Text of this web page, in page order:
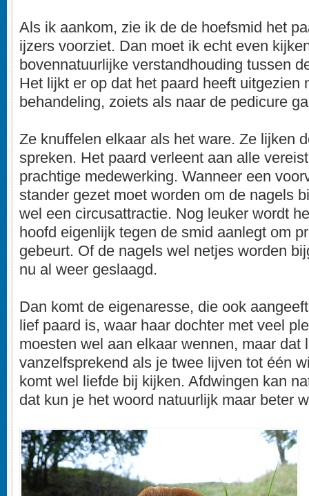
Als ik aankom, zie ik de de hoefsmid het
ijzers voorziet. Dan moet ik echt even
bovennatuurlijke verstandhouding tussen
Het lijkt er op dat het paard heeft uitgezien
behandeling, zoiets als naar de pedicure
Ze knuffelen elkaar als het ware. Ze lijken
spreken. Het paard verleent aan alle
prachtige medewerking. Wanneer een
stander gezet moet worden om de nagels
wel een circusattractie. Nog leuker wordt
hoofd eigenlijk tegen de smid aanlegt om
gebeurt. Of de nagels wel netjes worden
nu al weer geslaagd.
Dan komt de eigenaresse, die ook
lief paard is, waar haar dochter met veel
moesten wel aan elkaar wennen, maar dat
vanzelfsprekend als je twee lijven tot één
komt wel liefde bij kijken. Afdwingen kan
dat kun je het woord natuurlijk maar beter